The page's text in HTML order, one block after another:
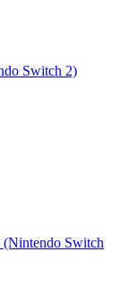
Switch 2)
Switch